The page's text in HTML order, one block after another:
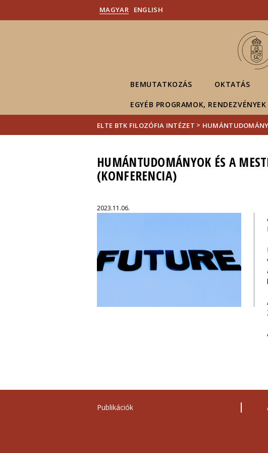
MAGYAR ENGLISH
BEMUTATKOZÁS OKTATÁS
EGYÉB PROGRAMOK, RENDEZVÉNYEK
ELTE BTK FILOZÓFIA INTÉZET >
HUMÁNTUDOMÁNYOK ÉS A
(KONFERENCIA)
2023.11.06.
Publikációk